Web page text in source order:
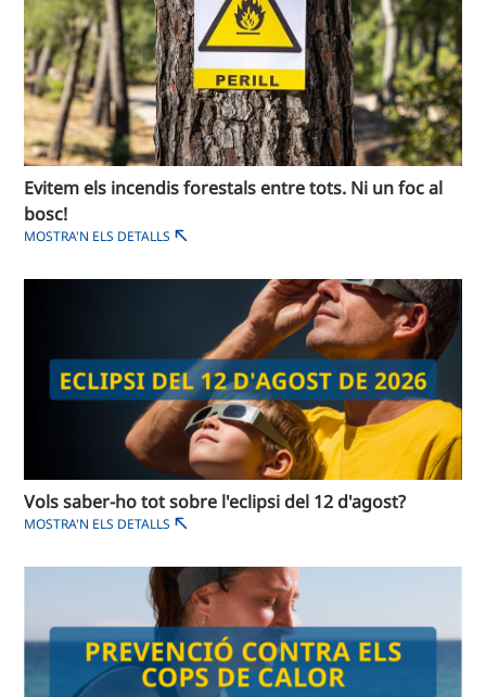
Evitem els incendis forestals entre tots. Ni un foc al
bosc!
MOSTRA'N ELS DETALLS
Vols saber-ho tot sobre l'eclipsi del 12 d'agost?
MOSTRA'N ELS DETALLS